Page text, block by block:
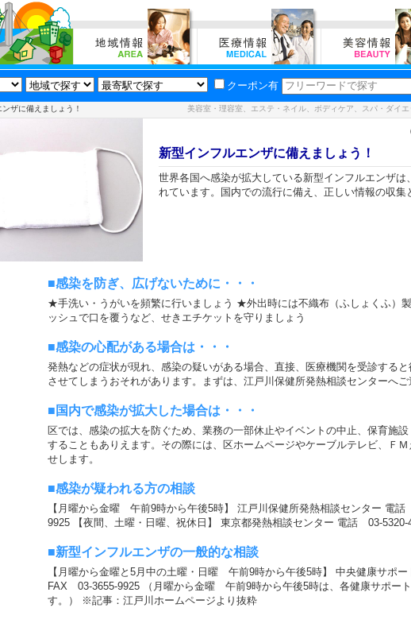
クーポン有
ザに備えましょう！ 美容室・理容室、エステ・ネイル、ボディケア、スパ・ダイ
新型インフルエンザに備えましょう！
世界各国へ感染が拡大している新型インフルエンザは
れています。国内での流行に備え、正しい情報の収集
■感染を防ぎ、広げないために・・・
★手洗い・うがいを頻繁に行いましょう ★外出時には不織布（ふしょくふ）
ッシュで口を覆うなど、せきエチケットを守りましょう
■感染の心配がある場合は・・・
発熱などの症状が現れ、感染の疑いがある場合、直接、医療機関を受診する
させてしまうおそれがあります。まずは、江戸川保健所発熱相談センターへご
■国内で感染が拡大した場合は・・・
区では、感染の拡大を防ぐため、業務の一部休止やイベントの中止、保育施
することもありえます。その際には、区ホームページやケーブルテレビ、Ｆ
せします。
■感染が疑われる方の相談
【月曜から金曜 午前9時から午後5時】 江戸川保健所発熱相談センター 電
9925 【夜間、土曜・日曜、祝休日】 東京都発熱相談センター 電話 03-5320-
■新型インフルエンザの一般的な相談
【月曜から金曜と5月中の土曜・日曜 午前9時から午後5時】 中央健康サポ
FAX 03-3655-9925 （月曜から金曜 午前9時から午後5時は、各健康サポー
す。） ※記事：江戸川ホームページより抜粋